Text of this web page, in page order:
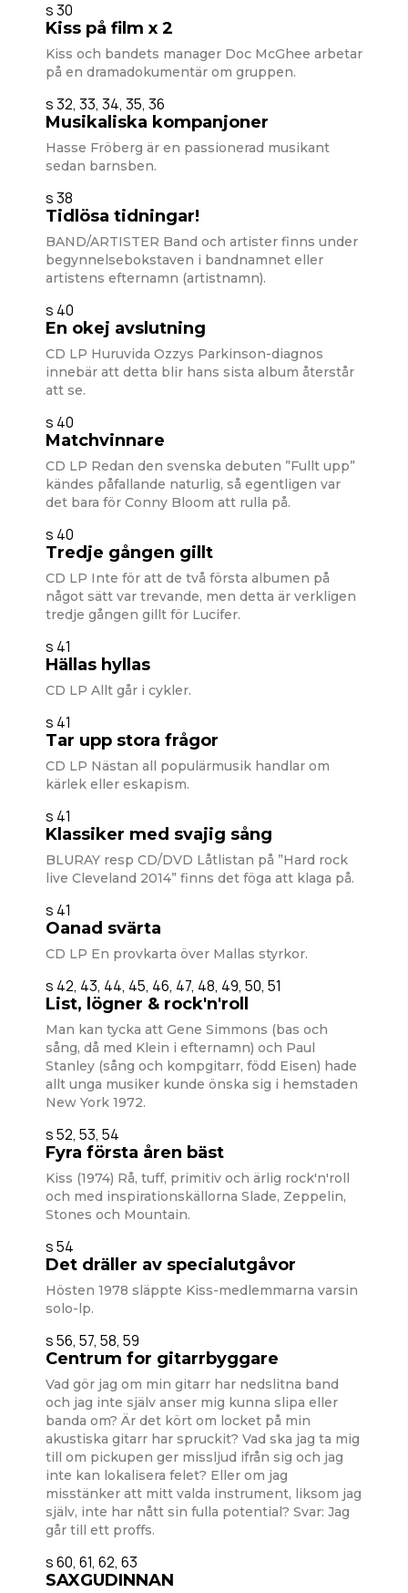
s 30
Kiss på film x 2
Kiss och bandets manager Doc McGhee arbetar
på en dramadokumentär om gruppen.
s 32, 33, 34, 35, 36
Musikaliska kompanjoner
Hasse Fröberg är en passionerad musikant
sedan barnsben.
s 38
Tidlösa tidningar!
BAND/ARTISTER Band och artister finns under
begynnelsebokstaven i bandnamnet eller
artistens efternamn (artistnamn).
s 40
En okej avslutning
CD LP Huruvida Ozzys Parkinson-diagnos
innebär att detta blir hans sista album återstår
att se.
s 40
Matchvinnare
CD LP Redan den svenska debuten ”Fullt upp”
kändes påfallande naturlig, så egentligen var
det bara för Conny Bloom att rulla på.
s 40
Tredje gången gillt
CD LP Inte för att de två första albumen på
något sätt var trevande, men detta är verkligen
tredje gången gillt för Lucifer.
s 41
Hällas hyllas
CD LP Allt går i cykler.
s 41
Tar upp stora frågor
CD LP Nästan all populärmusik handlar om
kärlek eller eskapism.
s 41
Klassiker med svajig sång
BLURAY resp CD/DVD Låtlistan på ”Hard rock
live Cleveland 2014” finns det föga att klaga på.
s 41
Oanad svärta
CD LP En provkarta över Mallas styrkor.
s 42, 43, 44, 45, 46, 47, 48, 49, 50, 51
List, lögner & rock'n'roll
Man kan tycka att Gene Simmons (bas och
sång, då med Klein i efternamn) och Paul
Stanley (sång och kompgitarr, född Eisen) hade
allt unga musiker kunde önska sig i hemstaden
New York 1972.
s 52, 53, 54
Fyra första åren bäst
Kiss (1974) Rå, tuff, primitiv och ärlig rock'n'roll
och med inspirationskällorna Slade, Zeppelin,
Stones och Mountain.
s 54
Det dräller av specialutgåvor
Hösten 1978 släppte Kiss-medlemmarna varsin
solo-lp.
s 56, 57, 58, 59
Centrum for gitarrbyggare
Vad gör jag om min gitarr har nedslitna band
och jag inte själv anser mig kunna slipa eller
banda om? Är det kört om locket på min
akustiska gitarr har spruckit? Vad ska jag ta mig
till om pickupen ger missljud ifrån sig och jag
inte kan lokalisera felet? Eller om jag
misstänker att mitt valda instrument, liksom jag
själv, inte har nått sin fulla potential? Svar: Jag
går till ett proffs.
s 60, 61, 62, 63
SAXGUDINNAN